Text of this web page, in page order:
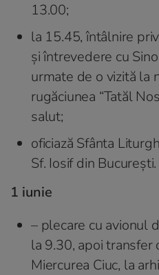
13.00;
la 15.45, întâlnire
și întrevedere cu
urmate de o vizită la
rugăciunea “Tatăl
salut;
oficiază Sfânta
Sf. Iosif din București.
1 iunie
– plecare cu avionul
la 9.30, apoi transfer
Miercurea Ciuc, la